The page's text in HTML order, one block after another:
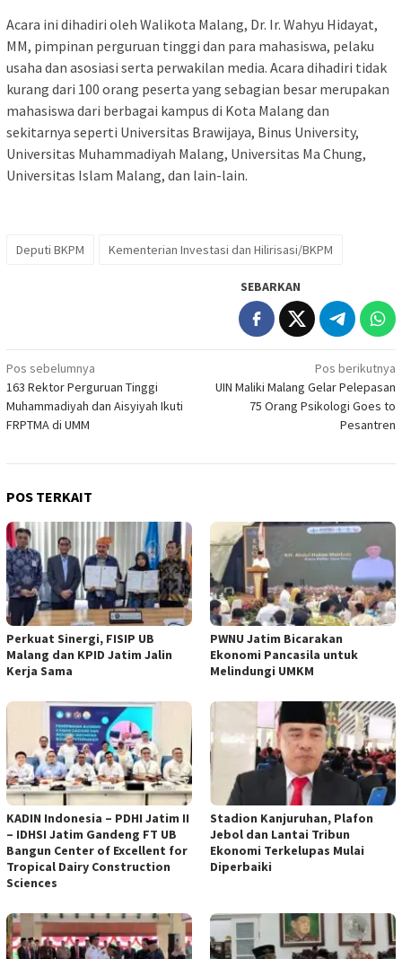
Acara ini dihadiri oleh Walikota Malang, Dr. Ir. Wahyu Hidayat,
MM, pimpinan perguruan tinggi dan para mahasiswa, pelaku
usaha dan asosiasi serta perwakilan media. Acara dihadiri tidak
kurang dari 100 orang peserta yang sebagian besar merupakan
mahasiswa dari berbagai kampus di Kota Malang dan
sekitarnya seperti Universitas Brawijaya, Binus University,
Universitas Muhammadiyah Malang, Universitas Ma Chung,
Universitas Islam Malang, dan lain-lain.
Deputi BKPM Kementerian Investasi dan Hilirisasi/BKPM
SEBARKAN
Navigasi
pos
Pos sebelumnya
163 Rektor Perguruan Tinggi
Muhammadiyah dan Aisyiyah Ikuti
FRPTMA di UMM
Pos berikutnya
UIN Maliki Malang Gelar Pelepasan
75 Orang Psikologi Goes to
Pesantren
POS TERKAIT
Perkuat Sinergi, FISIP UB
Malang dan KPID Jatim Jalin
Kerja Sama
PWNU Jatim Bicarakan
Ekonomi Pancasila untuk
Melindungi UMKM
KADIN Indonesia – PDHI Jatim II
– IDHSI Jatim Gandeng FT UB
Bangun Center of Excellent for
Tropical Dairy Construction
Sciences
Stadion Kanjuruhan, Plafon
Jebol dan Lantai Tribun
Ekonomi Terkelupas Mulai
Diperbaiki